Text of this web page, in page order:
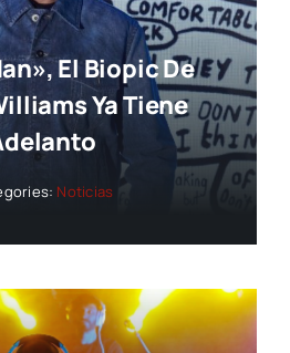
El Biopic De
Ya Tiene
Noticias